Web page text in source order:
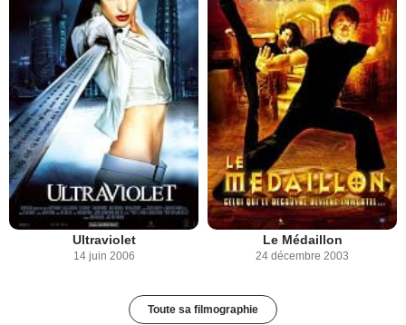
Ultraviolet
14 juin 2006
Le Médaillon
24 décembre 2003
Toute sa filmographie